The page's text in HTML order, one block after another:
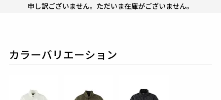
申し訳ございません。ただいま在庫がございません。
カラーバリエーション